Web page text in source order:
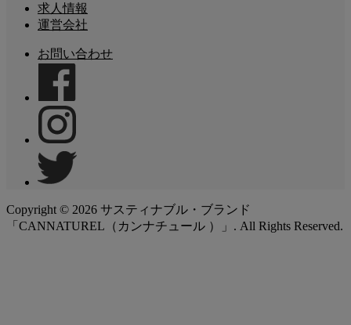
求人情報
運営会社
お問い合わせ
Copyright © 2026 サスティナブル・ブランド
「CANNATUREL（カンナチュール ）」. All Rights Reserved.